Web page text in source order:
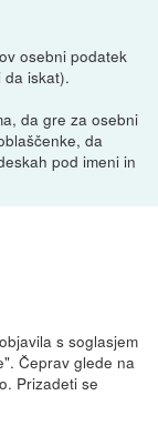
osebni podatek
da iskat).
da gre za osebni
da
pod imeni in
s soglasjem
Čeprav glede na
Prizadeti se